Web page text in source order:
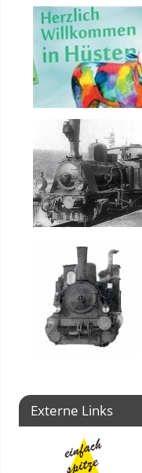
Externe Links